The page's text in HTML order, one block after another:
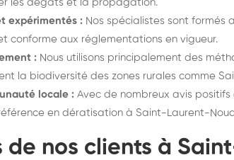
les dégâts et la propagation.
expérimentés : Nos spécialistes sont formés
conforme aux réglementations en vigueur.
: Nous utilisons principalement des
la biodiversité des zones rurales comme
locale : Avec de nombreux avis
en dératisation à Saint-Laurent-
de nos clients à